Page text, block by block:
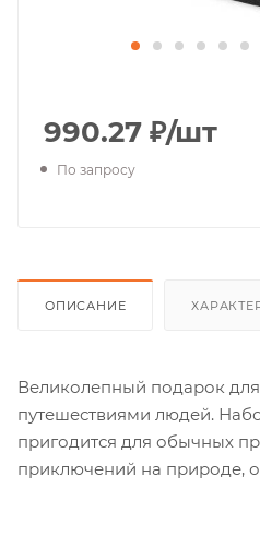
990.27 ₽/шт
По запросу
ОПИСАНИЕ
Великолепный подарок
путешествиями людей.
пригодится для обычных
приключений на природе,